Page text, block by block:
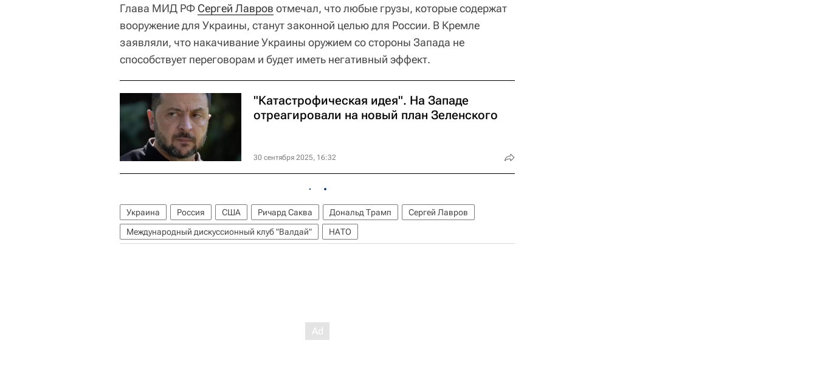
Глава МИД РФ Сергей Лавров отмечал, что любые грузы, которые содержат
вооружение для Украины, станут законной целью для России. В Кремле
заявляли, что накачивание Украины оружием со стороны Запада не
способствует переговорам и будет иметь негативный эффект.
"Катастрофическая идея". На Западе
отреагировали на новый план Зеленского
30 сентября 2025, 16:32
Украина Россия США Ричард Саква Дональд Трамп
Сергей Лавров
Международный дискуссионный клуб "Валдай"
НАТО